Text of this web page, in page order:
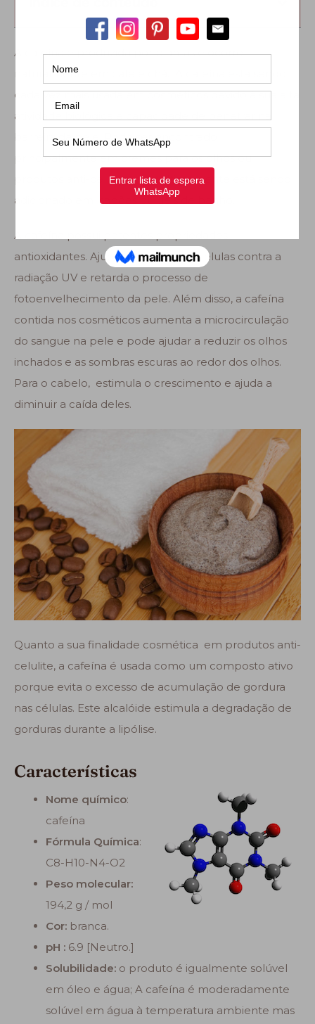
A cafeína é produzida por plantas e ocorre
naturalmente em café e chá. A cafeína está sendo
cada vez mais usada em cosméticos devido à sua alta
atividade biológica e capacidade de penetrar na
barreira da pele. Pode ser encontrado
principalmente em cremes para os olhos ou
produtos anti-celulite, mas ultimamente está sendo
adicionado em sabões ou géis de banho.
A cafeína possui potentes propriedades
antioxidantes. Ajuda a proteger as células contra a
radiação UV e retarda o processo de
fotoenvelhecimento da pele. Além disso, a cafeína
contida nos cosméticos aumenta a microcirculação
do sangue na pele e pode ajudar a reduzir os olhos
inchados e as sombras escuras ao redor dos olhos.
Para o cabelo, estimula o crescimento e ajuda a
diminuir a caída deles.
Quanto a sua finalidade cosmética em produtos anti-
celulite, a cafeína é usada como um composto ativo
porque evita o excesso de acumulação de gordura
nas células. Este alcalóide estimula a degradação de
gorduras durante a lipólise.
Características
Nome químico:
cafeína
Fórmula Química:
C8-H10-N4-O2
Peso molecular:
194,2 g / mol
Cor: branca.
pH : 6.9 [Neutro.]
Solubilidade: o produto é igualmente solúvel
em óleo e água; A cafeína é moderadamente
solúvel em água à temperatura ambiente mas